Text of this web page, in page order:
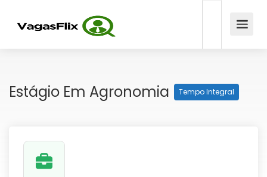
Estágio Em Agronomia Tempo Integral